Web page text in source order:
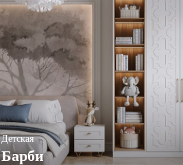
Детская
Барби